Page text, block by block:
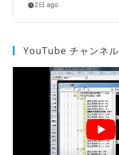
2日 ago
YouTube チャンネル